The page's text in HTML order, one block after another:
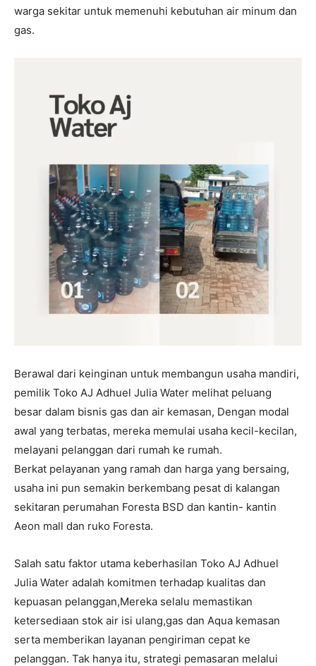
warga sekitar untuk memenuhi kebutuhan air minum dan
gas.
Berawal dari keinginan untuk membangun usaha mandiri,
pemilik Toko AJ Adhuel Julia Water melihat peluang
besar dalam bisnis gas dan air kemasan, Dengan modal
awal yang terbatas, mereka memulai usaha kecil-kecilan,
melayani pelanggan dari rumah ke rumah.
Berkat pelayanan yang ramah dan harga yang bersaing,
usaha ini pun semakin berkembang pesat di kalangan
sekitaran perumahan Foresta BSD dan kantin- kantin
Aeon mall dan ruko Foresta.
Salah satu faktor utama keberhasilan Toko AJ Adhuel
Julia Water adalah komitmen terhadap kualitas dan
kepuasan pelanggan,Mereka selalu memastikan
ketersediaan stok air isi ulang,gas dan Aqua kemasan
serta memberikan layanan pengiriman cepat ke
pelanggan. Tak hanya itu, strategi pemasaran melalui